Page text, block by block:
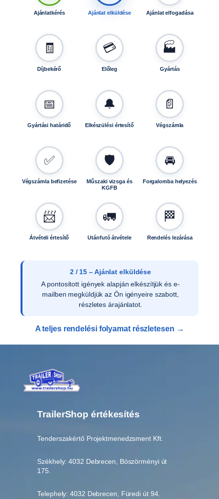
Ajánlatkérés Ajánlat elküldése Ajánlat elfogadása
🧾
Díjbekérő
💳
Előleg
🏭
Gyártás
📅
Gyártási határidő
🔔
Elkészülési értesítő
📄
Végszámla
✅
Végszámla befizetése
🛡️
Műszaki vizsga és
KGFB
🚘
Forgalomba helyezés
📨
Átvételi értesítő
🚛
Utánfutó átvétele
🏁
Rendelés lezárása
2 / 15 – Ajánlat elküldése
A pontosított igények alapján elkészítjük és e-
mailben megküldjük az Ön igényeire szabott,
részletes árajánlatot.
A teljes rendelési folyamat részletesen →
TrailerShop értékesítés
Tenderszakértő Projektmenedzsment Kft.
Székhely: 4032 Debrecen, Böszörményi út
175.
Telephely: 4032 Debrecen, Füredi út 94.